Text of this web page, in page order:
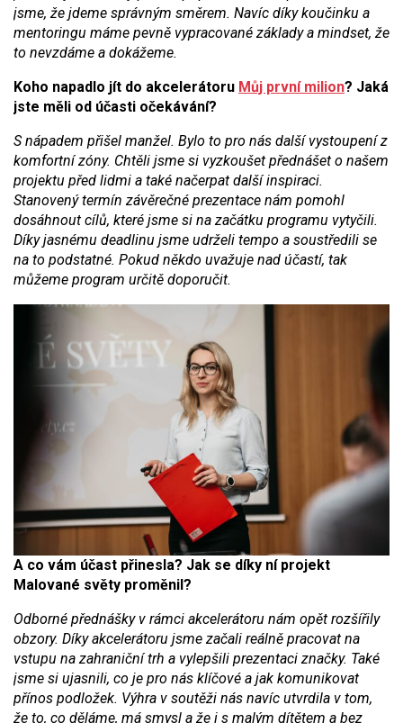
jsme, že jdeme správným směrem. Navíc díky koučinku a
mentoringu máme pevně vypracované základy a mindset, že
to nevzdáme a dokážeme.
Koho napadlo jít do akcelerátoru Můj první milion? Jaká
jste měli od účasti očekávání?
S nápadem přišel manžel. Bylo to pro nás další vystoupení z
komfortní zóny. Chtěli jsme si vyzkoušet přednášet o našem
projektu před lidmi a také načerpat další inspiraci.
Stanovený termín závěrečné prezentace nám pomohl
dosáhnout cílů, které jsme si na začátku programu vytyčili.
Díky jasnému deadlinu jsme udrželi tempo a soustředili se
na to podstatné. Pokud někdo uvažuje nad účastí, tak
můžeme program určitě doporučit.
A co vám účast přinesla? Jak se díky ní projekt
Malované světy proměnil?
Odborné přednášky v rámci akcelerátoru nám opět rozšířily
obzory. Díky akcelerátoru jsme začali reálně pracovat na
vstupu na zahraniční trh a vylepšili prezentaci značky. Také
jsme si ujasnili, co je pro nás klíčové a jak komunikovat
přínos podložek. Výhra v soutěži nás navíc utvrdila v tom,
že to, co děláme, má smysl a že i s malým dítětem a bez